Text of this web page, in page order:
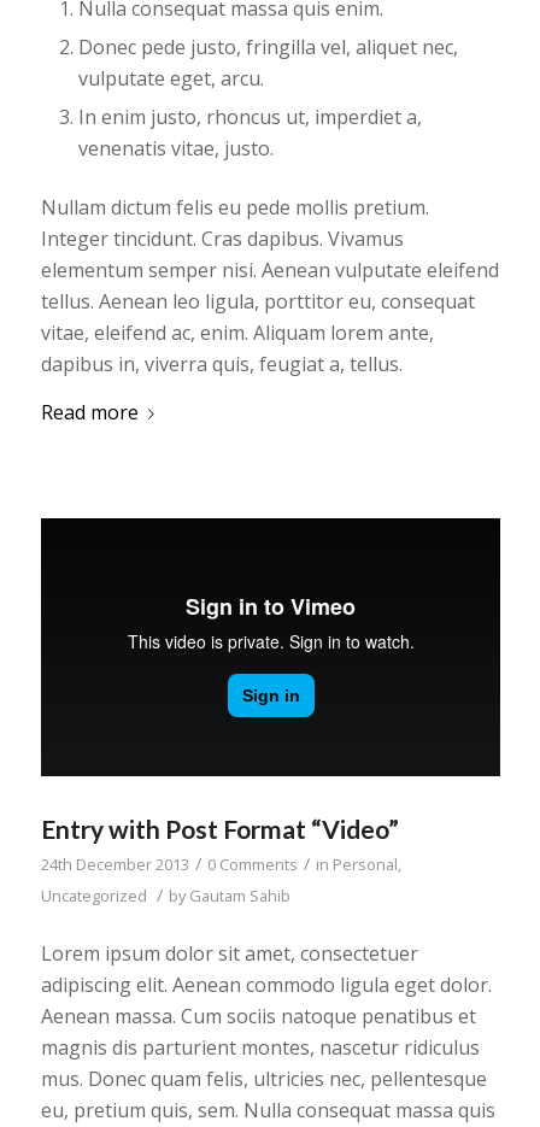
Nulla consequat massa quis enim.
Donec pede justo, fringilla vel, aliquet nec,
vulputate eget, arcu.
In enim justo, rhoncus ut, imperdiet a,
venenatis vitae, justo.
Nullam dictum felis eu pede mollis pretium.
Integer tincidunt. Cras dapibus. Vivamus
elementum semper nisi. Aenean vulputate eleifend
tellus. Aenean leo ligula, porttitor eu, consequat
vitae, eleifend ac, enim. Aliquam lorem ante,
dapibus in, viverra quis, feugiat a, tellus.
Read more
Entry with Post Format “Video”
24th December 2013 / 0 Comments / in Personal,
Uncategorized / byGautam Sahib
Lorem ipsum dolor sit amet, consectetuer
adipiscing elit. Aenean commodo ligula eget dolor.
Aenean massa. Cum sociis natoque penatibus et
magnis dis parturient montes, nascetur ridiculus
mus. Donec quam felis, ultricies nec, pellentesque
eu, pretium quis, sem. Nulla consequat massa quis